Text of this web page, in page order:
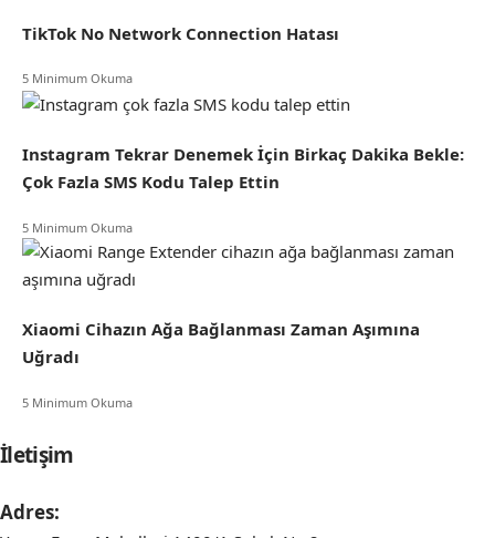
TikTok No Network Connection Hatası
5 Minimum Okuma
Instagram Tekrar Denemek İçin Birkaç Dakika Bekle:
Çok Fazla SMS Kodu Talep Ettin
5 Minimum Okuma
Xiaomi Cihazın Ağa Bağlanması Zaman Aşımına
Uğradı
5 Minimum Okuma
İletişim
Adres: